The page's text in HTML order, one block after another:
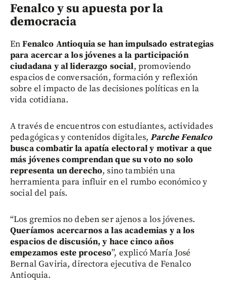
Fenalco y su apuesta por la
democracia
EnFenalco Antioquia se han impulsado estrategias
para acercar a los jóvenes a la participación
ciudadana y al liderazgo social, promoviendo
espacios de conversación, formación y reflexión
sobre el impacto de las decisiones políticas en la
vida cotidiana.
A través de encuentros con estudiantes, actividades
pedagógicas y contenidos digitales, Parche Fenalco
busca combatir la apatía electoral y motivar a que
más jóvenes comprendan que su voto no solo
representa un derecho, sino también una
herramienta para influir en el rumbo económico y
social del país.
“Los gremios no deben ser ajenos a los jóvenes.
Queríamos acercarnos a las academias y a los
espacios de discusión, y hace cinco años
empezamos este proceso”, explicó María José
Bernal Gaviria, directora ejecutiva de Fenalco
Antioquia.